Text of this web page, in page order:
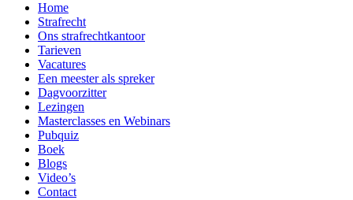
Home
Strafrecht
Ons strafrecht­kantoor
Tarieven
Vacatures
Een meester als spreker
Dagvoorzitter
Lezingen
Masterclasses en Webinars
Pubquiz
Boek
Blogs
Video’s
Contact